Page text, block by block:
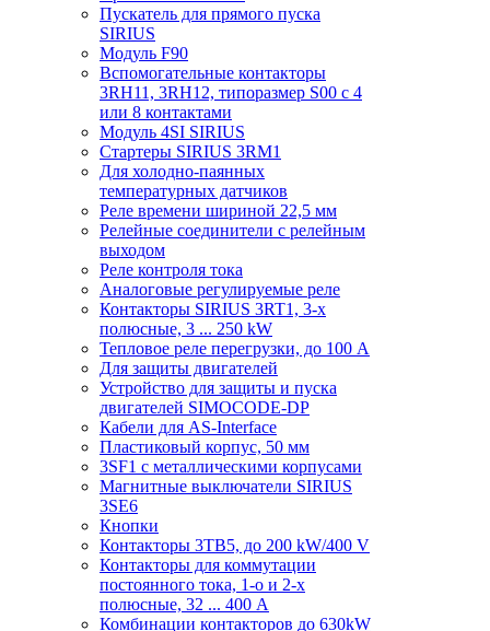
Пускатель для прямого пуска
SIRIUS
Модуль F90
Вспомогательные контакторы
3RH11, 3RH12, типоразмер S00 с 4
или 8 контактами
Модуль 4SI SIRIUS
Стартеры SIRIUS 3RM1
Для холодно-паянных
температурных датчиков
Реле времени шириной 22,5 мм
Релейные соединители с релейным
выходом
Реле контроля тока
Аналоговые регулируемые реле
Контакторы SIRIUS 3RT1, 3-х
полюсные, 3 ... 250 kW
Тепловое реле перегрузки, до 100 A
Для защиты двигателей
Устройство для защиты и пуска
двигателей SIMOCODE-DP
Кабели для AS-Interface
Пластиковый корпус, 50 мм
3SF1 с металлическими корпусами
Магнитные выключатели SIRIUS
3SE6
Кнопки
Контакторы 3TB5, до 200 kW/400 V
Контакторы для коммутации
постоянного тока, 1-о и 2-х
полюсные, 32 ... 400 A
Комбинации контакторов до 630kW